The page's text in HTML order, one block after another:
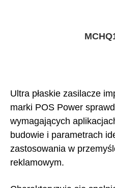
Ultra płaskie zasilacze
marki POS Power
wymagających
budowie i parametrach
zastosowania w
reklamowym.